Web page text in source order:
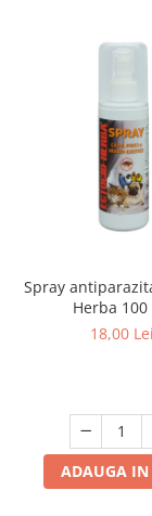
Spray
Herba 100
18,00 Lei
ADAUGA IN